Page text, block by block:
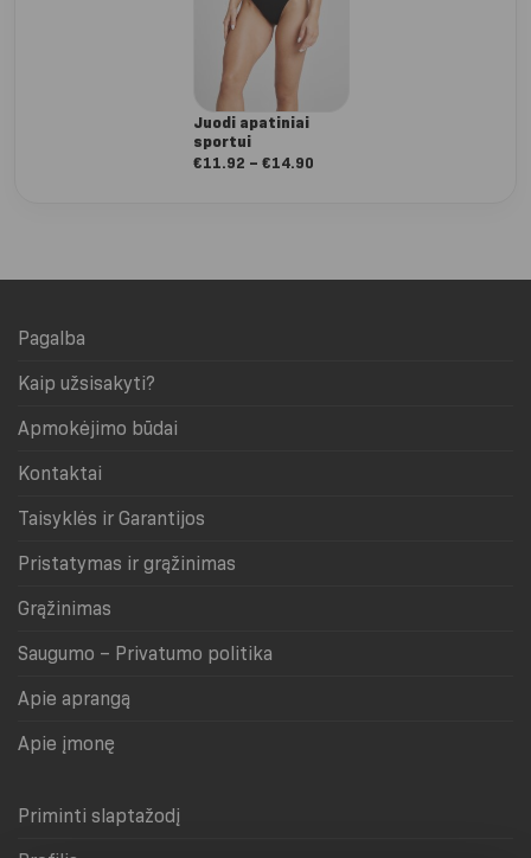
Juodi apatiniai
sportui
€11.92 – €14.90
Pagalba
Kaip užsisakyti?
Apmokėjimo būdai
Kontaktai
Taisyklės ir Garantijos
Pristatymas ir grąžinimas
Grąžinimas
Saugumo – Privatumo politika
Apie aprangą
Apie įmonę
Priminti slaptažodį